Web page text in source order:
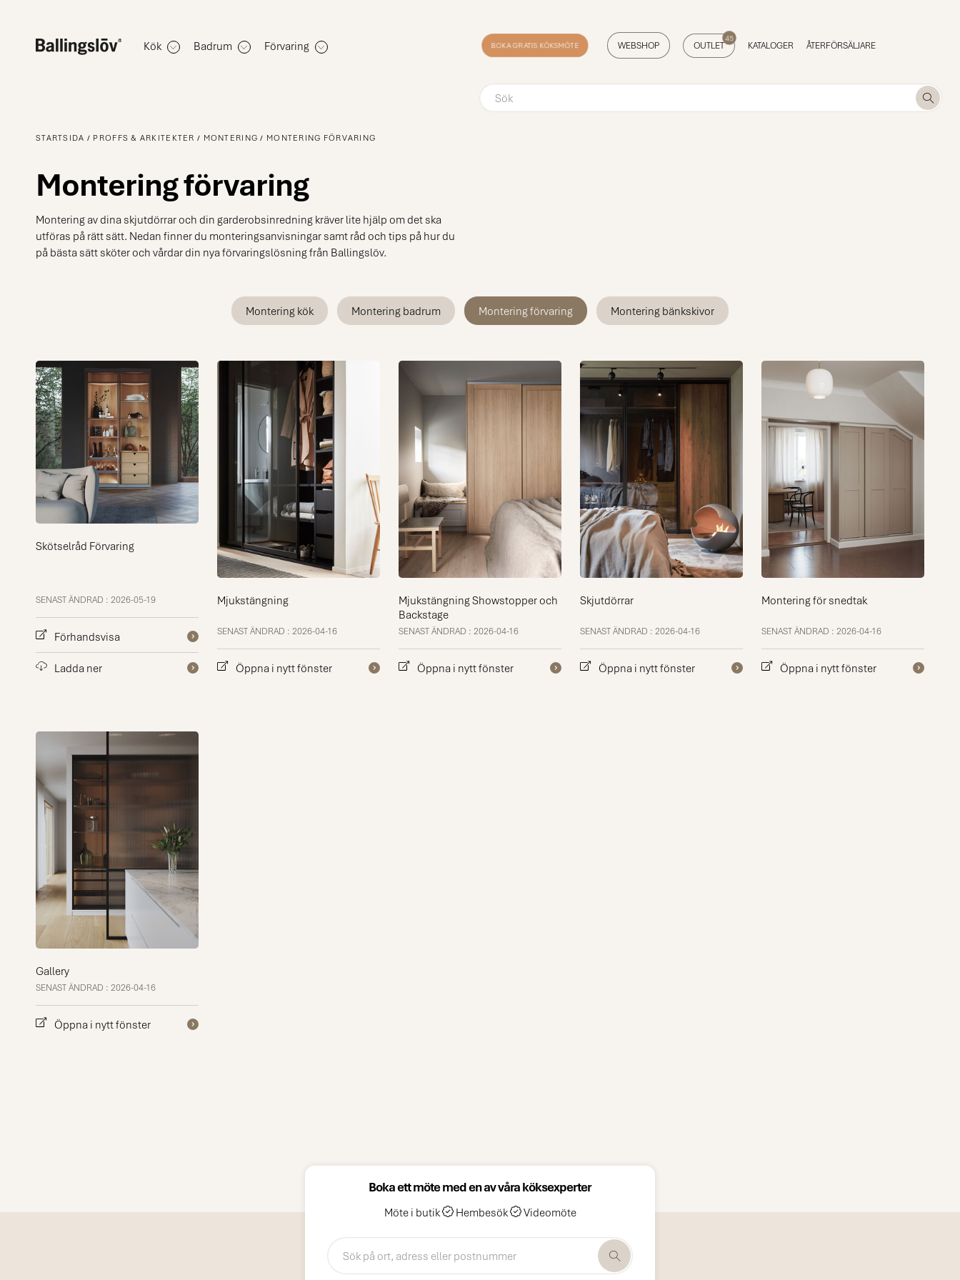
Kök Badrum Förvaring BOKA GRATIS KÖKSMÖTE WEBSHOP OUTLET
45
KATALOGER ÅTERFÖRSÄLJARE
STARTSIDA PROFFS & ARKITEKTER MONTERING MONTERING FÖRVARING
Montering förvaring
Montering av dina skjutdörrar och din garderobsinredning kräver lite hjälp om det ska
utföras på rätt sätt. Nedan finner du monteringsanvisningar samt råd och tips på hur du
på bästa sätt sköter och vårdar din nya förvaringslösning från Ballingslöv.
Montering kök Montering badrum Montering förvaring Montering bänkskivor
Skötselråd Förvaring
SENAST ÄNDRAD : 2026-05-19
Förhandsvisa
Ladda ner
Mjukstängning
SENAST ÄNDRAD : 2026-04-16
Öppna i nytt fönster
Mjukstängning Showstopper och
Backstage
SENAST ÄNDRAD : 2026-04-16
Öppna i nytt fönster
Skjutdörrar
SENAST ÄNDRAD : 2026-04-16
Öppna i nytt fönster
Montering för snedtak
SENAST ÄNDRAD : 2026-04-16
Öppna i nytt fönster
Gallery
SENAST ÄNDRAD : 2026-04-16
Öppna i nytt fönster
Boka ett möte med en av våra köksexperter
Möte i butik Hembesök Videomöte